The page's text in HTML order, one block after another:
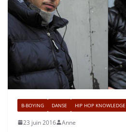
B-BOYING DANSE HIP HOP KNOWLEDGE
23 juin 2016 Anne